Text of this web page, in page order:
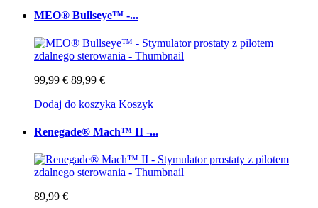
MEO® Bullseye™ -...
99,99 € 89,99 €
Dodaj do koszyka Koszyk
Renegade® Mach™ II -...
89,99 €